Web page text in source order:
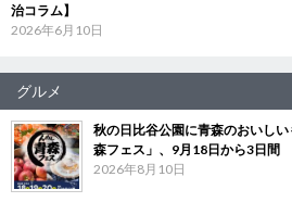
治コラム】
2026年6月10日
グルメ
秋の日比谷公園に青森のおい
森フェス」、9月18日から3日間
2026年8月10日